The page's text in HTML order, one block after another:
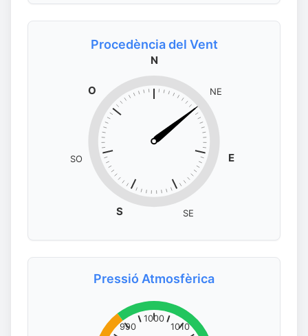
Procedència del Vent
N
NE
E
SE
S
SO
O
Pressió Atmosfèrica
990
1000
1010